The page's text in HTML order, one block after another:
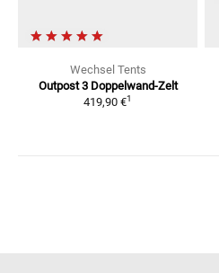
Wechsel Tents
Outpost 3 Doppelwand-Zelt
419,90 €1